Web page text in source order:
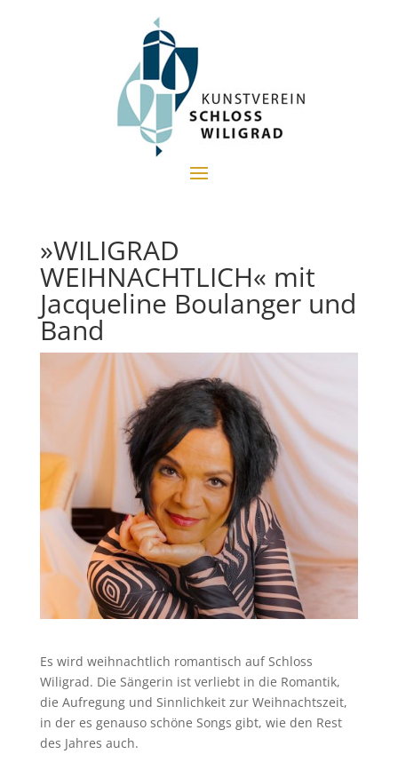
»WILIGRAD
WEIHNACHTLICH« mit
Jacqueline Boulanger und
Band
Es wird weihnachtlich romantisch auf Schloss
Wiligrad. Die Sängerin ist verliebt in die Romantik,
die Aufregung und Sinnlichkeit zur Weihnachtszeit,
in der es genauso schöne Songs gibt, wie den Rest
des Jahres auch.